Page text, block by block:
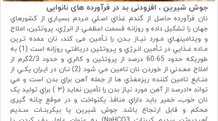
جوش شیرین ، افزودنی بد در فرآورده های نانوایی
نان فرآورده حاصل از گندم غذاي اصـلي مـردم بسياري از کشورهاي
جهان را تشکيل داده و روزانه قسمت اعظمـي از انرژي، پروتئين، املاح
و ويتامينهـاي مـورد نيـاز بـدن را تـأمين می کند، نان عمده تـرين
مـاده غـذايي در تـأمين انـرژي و پـروتئين دريافتي روزانه است (1) به
طوريكه حدود 65-60 درصد از پروتئين و كالري و حدود 2/3گرم از
املاح معـدني از خوردن نان تامين مي شود (2) نـان در ايـران يکـي از
منـابع تامین کننده ريزمغذي ها از جمله آهن براي بدن است و مي
تواند ۱۰درصد از آهن مورد نياز بدن را تأمين نمايد (۳ ) براي توليد يک
نان خوب، خمير بايد داراي منافذ يکنواخت و در موقع چانه گیری
محکم و قابل ارتجاع باشد. جوش شيرين يا بيکربنـات سـديم